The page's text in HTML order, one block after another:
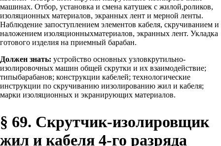
машинах. Отбор, установка и смена катушек с жилой,роликов,
изоляционных материалов, экранных лент и мерной ленты.
Наблюдение запоступлением элементов кабеля, скручиванием и
наложением изоляционныхматериалов, экранных лент. Укладка
готового изделия на приемный барабан.
Должен знать: устройство основных узловкрутильно-
изолировочных машин общей скрутки и их взаимодействие;
типыбарабанов; конструкции кабелей; технологические
инструкции по скручиванию иизолированию жил и кабеля;
марки изоляционных и экранирующих материалов.
§ 69. Скрутчик-изолировщик
жил и кабеля 4-го разряда